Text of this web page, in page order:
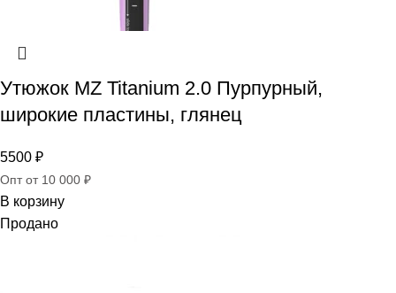
Утюжок MZ Titanium 2.0 Пурпурный,
широкие пластины, глянец
5500 ₽
Опт от 10 000 ₽
В корзину
Продано